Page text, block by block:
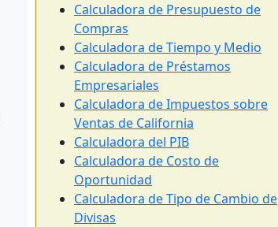
Calculadora de Presupuesto de
Compras
Calculadora de Tiempo y Medio
Calculadora de Préstamos
Empresariales
Calculadora de Impuestos sobre
Ventas de California
Calculadora del PIB
Calculadora de Costo de
Oportunidad
Calculadora de Tipo de Cambio de
Divisas